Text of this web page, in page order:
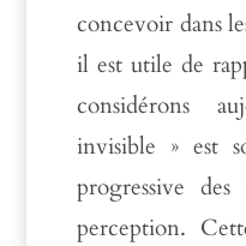
concevoir dans
il est utile de
considérons
invisible » est
progressive des
perception.